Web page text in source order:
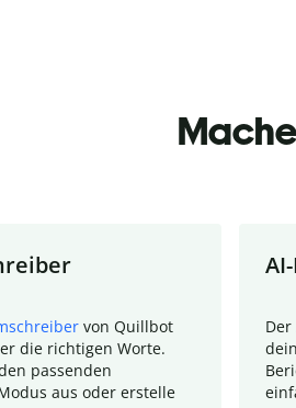
von Quillbot
die richtigen Worte.
passenden
aus oder erstelle
Der